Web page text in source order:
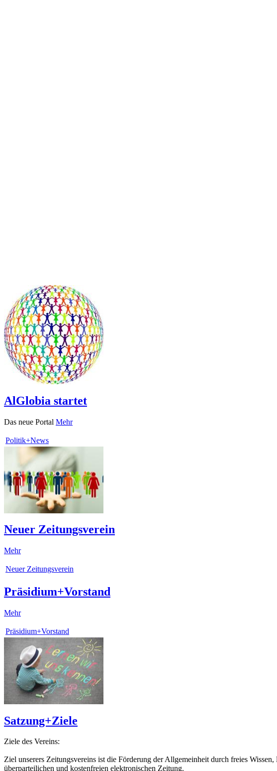
AlGlobia startet
Das neue Portal Mehr
Politik+News
Neuer Zeitungsverein
Mehr
Neuer Zeitungsverein
Präsidium+Vorstand
Mehr
Präsidium+Vorstand
Satzung+Ziele
Ziele des Vereins:
Ziel unserers Zeitungsvereins ist die Förderung der Allgemeinheit durch freies
überparteilichen und kostenfreien elektronischen Zeitung.